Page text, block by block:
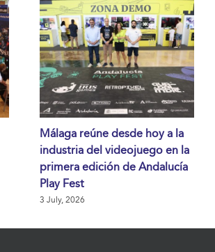
Málaga reúne desde hoy a la
industria del videojuego en la
primera edición de Andalucía
Play Fest
3 July, 2026